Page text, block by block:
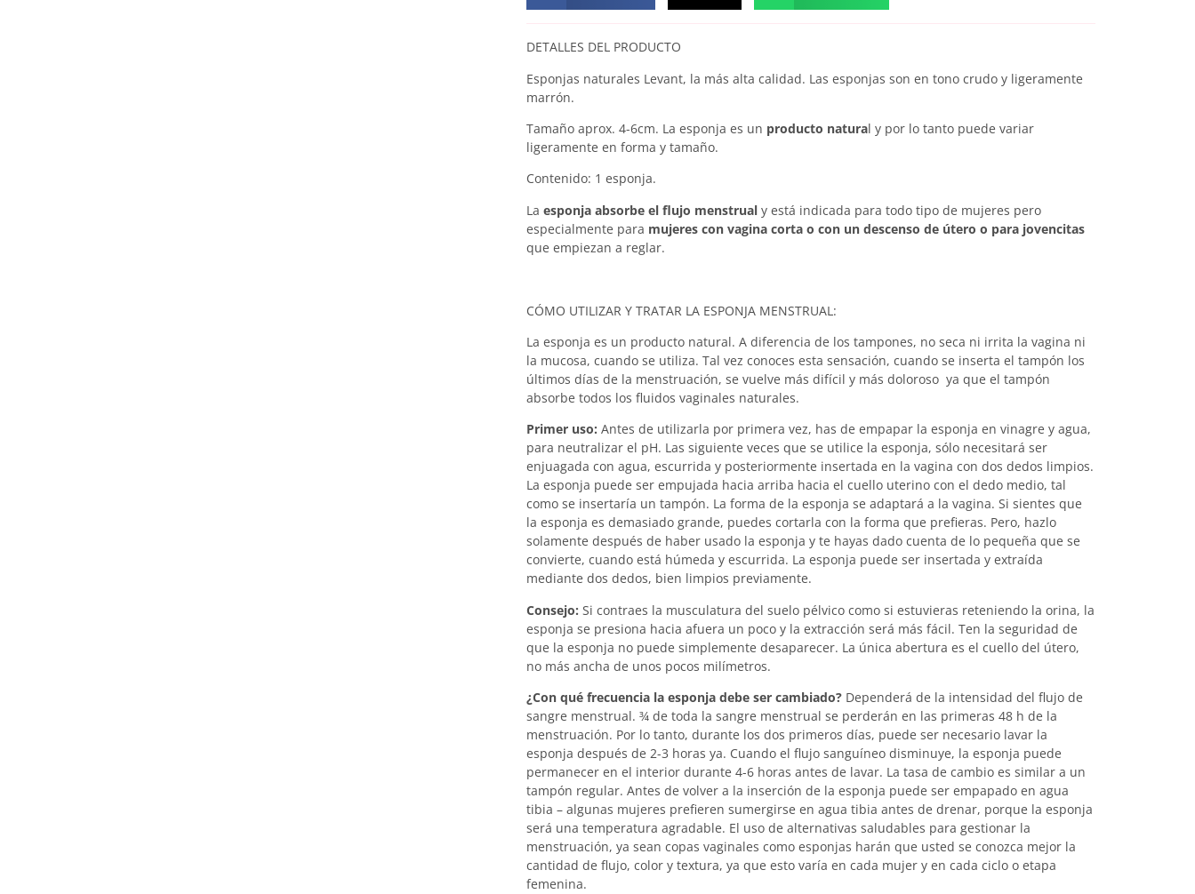
DETALLES DEL PRODUCTO
Esponjas naturales Levant, la más alta calidad. Las esponjas son en tono crudo y ligeramente
marrón.
Tamaño aprox. 4-6cm. La esponja es un producto natural y por lo tanto puede variar
ligeramente en forma y tamaño.
Contenido: 1 esponja.
La esponja absorbe el flujo menstrual y está indicada para todo tipo de mujeres pero
especialmente para mujeres con vagina corta o con un descenso de útero o para jovencitas
que empiezan a reglar.
CÓMO UTILIZAR Y TRATAR LA ESPONJA MENSTRUAL:
La esponja es un producto natural. A diferencia de los tampones, no seca ni irrita la vagina ni
la mucosa, cuando se utiliza. Tal vez conoces esta sensación, cuando se inserta el tampón los
últimos días de la menstruación, se vuelve más difícil y más doloroso ya que el tampón
absorbe todos los fluidos vaginales naturales.
Primer uso: Antes de utilizarla por primera vez, has de empapar la esponja en vinagre y agua,
para neutralizar el pH. Las siguiente veces que se utilice la esponja, sólo necesitará ser
enjuagada con agua, escurrida y posteriormente insertada en la vagina con dos dedos limpios.
La esponja puede ser empujada hacia arriba hacia el cuello uterino con el dedo medio, tal
como se insertaría un tampón. La forma de la esponja se adaptará a la vagina. Si sientes que
la esponja es demasiado grande, puedes cortarla con la forma que prefieras. Pero, hazlo
solamente después de haber usado la esponja y te hayas dado cuenta de lo pequeña que se
convierte, cuando está húmeda y escurrida. La esponja puede ser insertada y extraída
mediante dos dedos, bien limpios previamente.
Consejo: Si contraes la musculatura del suelo pélvico como si estuvieras reteniendo la orina, la
esponja se presiona hacia afuera un poco y la extracción será más fácil. Ten la seguridad de
que la esponja no puede simplemente desaparecer. La única abertura es el cuello del útero,
no más ancha de unos pocos milímetros.
¿Con qué frecuencia la esponja debe ser cambiado? Dependerá de la intensidad del flujo de
sangre menstrual. ¾ de toda la sangre menstrual se perderán en las primeras 48 h de la
menstruación. Por lo tanto, durante los dos primeros días, puede ser necesario lavar la
esponja después de 2-3 horas ya. Cuando el flujo sanguíneo disminuye, la esponja puede
permanecer en el interior durante 4-6 horas antes de lavar. La tasa de cambio es similar a un
tampón regular. Antes de volver a la inserción de la esponja puede ser empapado en agua
tibia – algunas mujeres prefieren sumergirse en agua tibia antes de drenar, porque la esponja
será una temperatura agradable. El uso de alternativas saludables para gestionar la
menstruación, ya sean copas vaginales como esponjas harán que usted se conozca mejor la
cantidad de flujo, color y textura, ya que esto varía en cada mujer y en cada ciclo o etapa
femenina.